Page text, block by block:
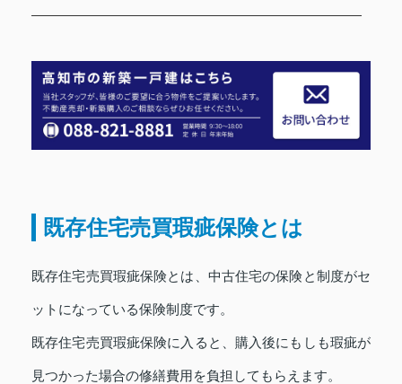
既存住宅売買瑕疵保険とは
既存住宅売買瑕疵保険とは、中古住宅の保険と制度がセ
ットになっている保険制度です。
既存住宅売買瑕疵保険に入ると、購入後にもしも瑕疵が
見つかった場合の修繕費用を負担してもらえます。